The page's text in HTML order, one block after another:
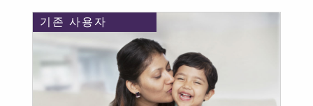
기존 사용자